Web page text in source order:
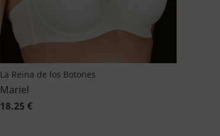
La Reina de los Botones
Mariel
18.25 €